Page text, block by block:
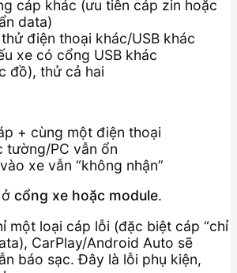
cáp khác (ưu tiên cáp zin hoặc
data)
điện thoại khác/USB khác
xe có cổng USB khác
đồ), thử cả hai
+ cùng một điện thoại
tường/PC vẫn ổn
xe vẫn “không nhận”
cổng xe hoặc module.
một loại cáp lỗi (đặc biệt cáp “chỉ
CarPlay/Android Auto sẽ
báo sạc. Đây là lỗi phụ kiện,